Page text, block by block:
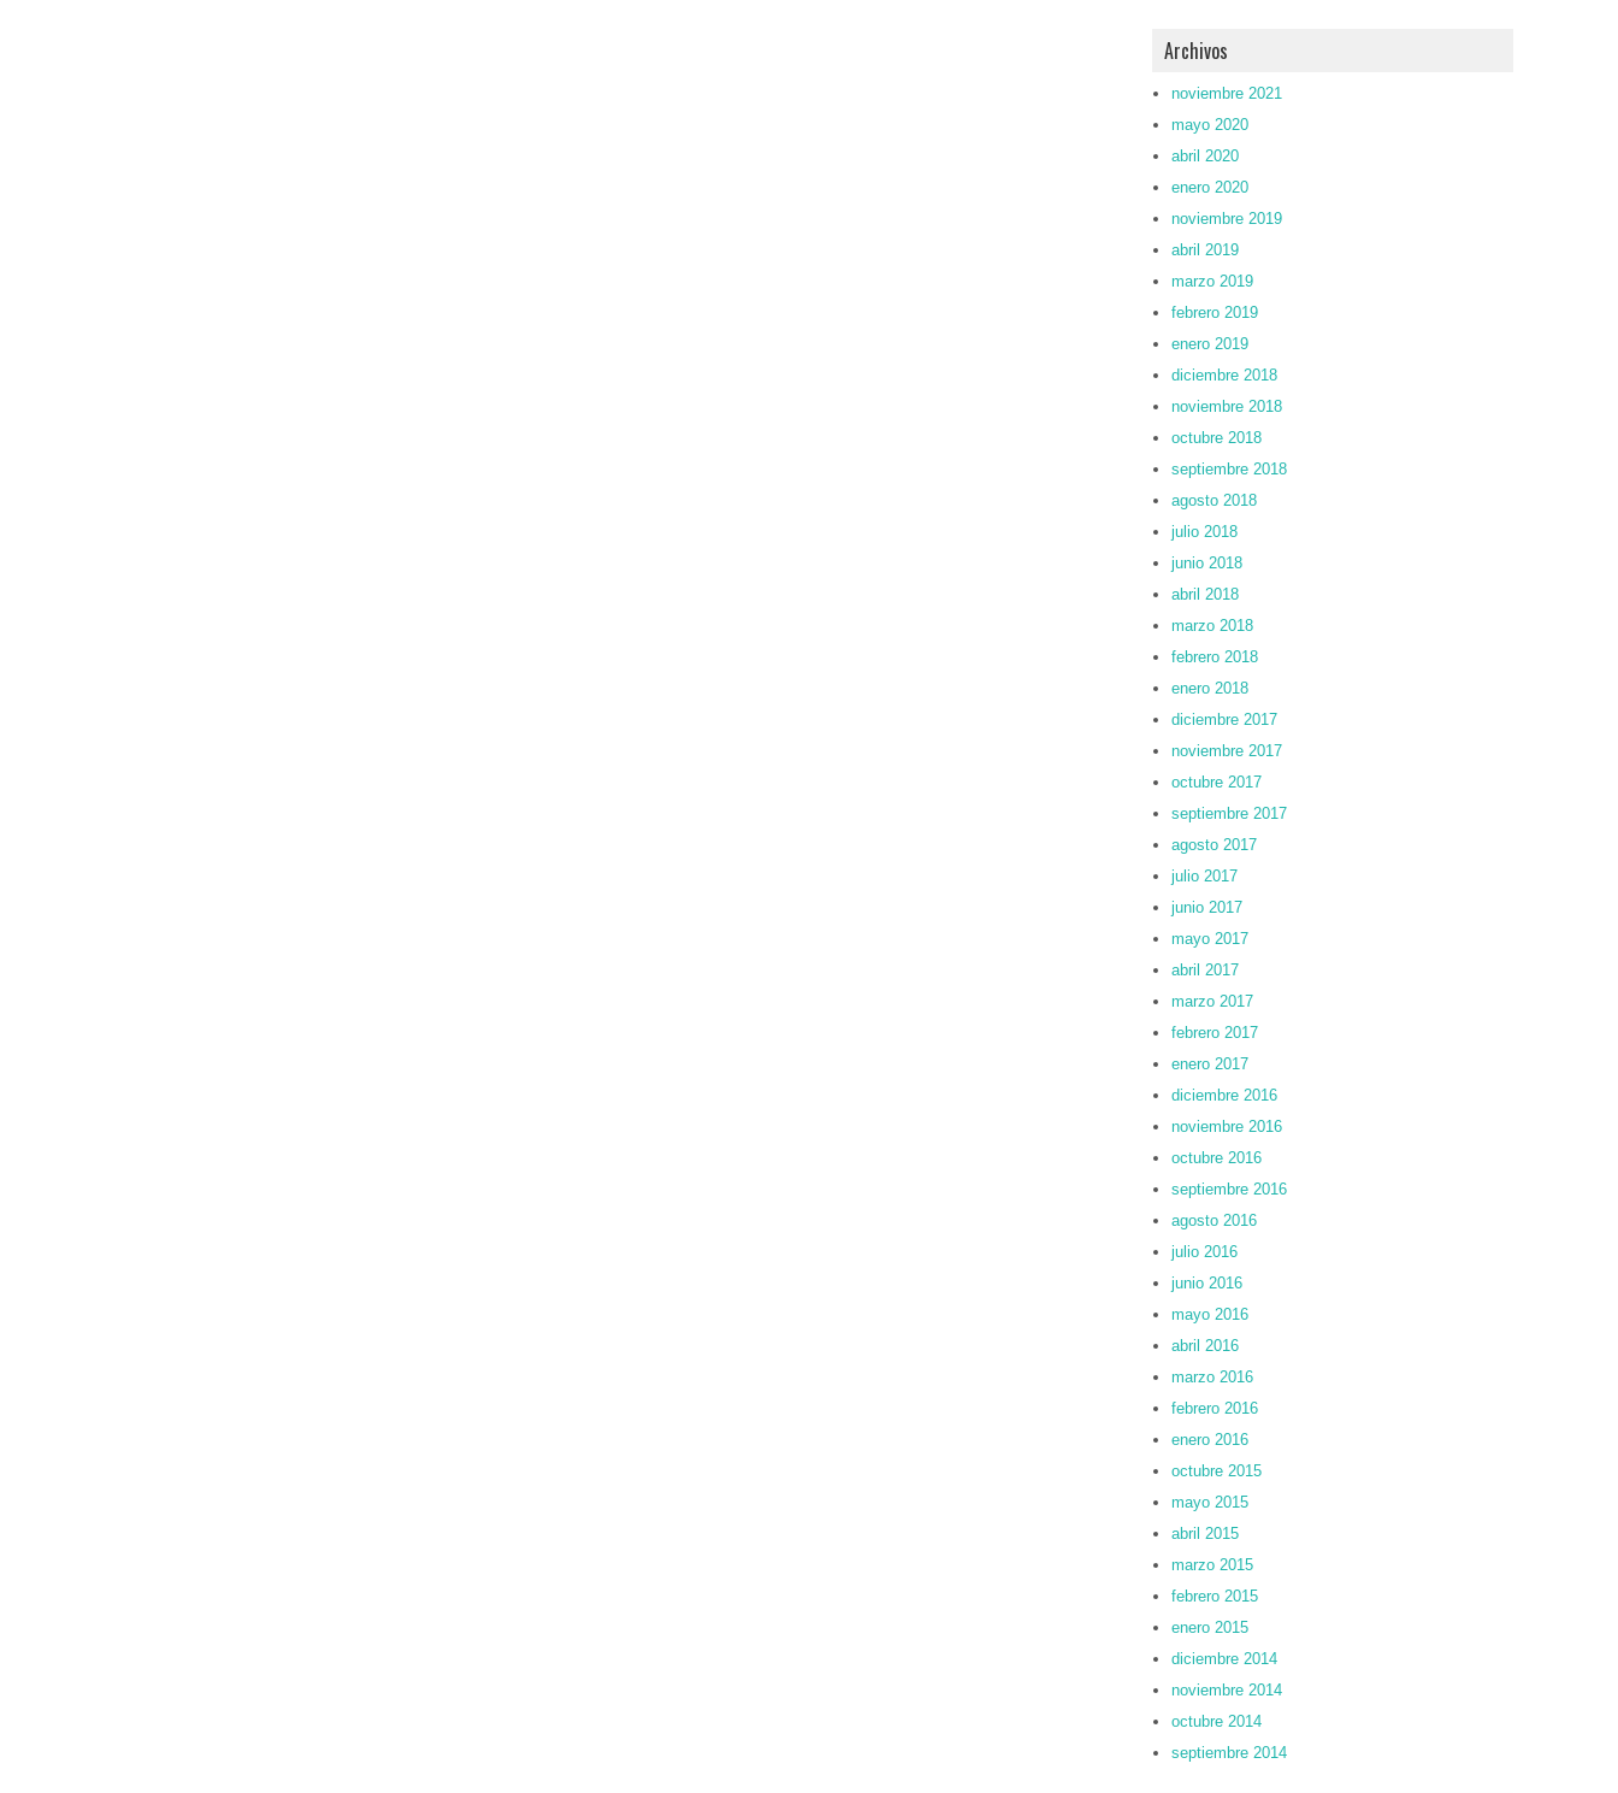
Archivos
noviembre 2021
mayo 2020
abril 2020
enero 2020
noviembre 2019
abril 2019
marzo 2019
febrero 2019
enero 2019
diciembre 2018
noviembre 2018
octubre 2018
septiembre 2018
agosto 2018
julio 2018
junio 2018
abril 2018
marzo 2018
febrero 2018
enero 2018
diciembre 2017
noviembre 2017
octubre 2017
septiembre 2017
agosto 2017
julio 2017
junio 2017
mayo 2017
abril 2017
marzo 2017
febrero 2017
enero 2017
diciembre 2016
noviembre 2016
octubre 2016
septiembre 2016
agosto 2016
julio 2016
junio 2016
mayo 2016
abril 2016
marzo 2016
febrero 2016
enero 2016
octubre 2015
mayo 2015
abril 2015
marzo 2015
febrero 2015
enero 2015
diciembre 2014
noviembre 2014
octubre 2014
septiembre 2014